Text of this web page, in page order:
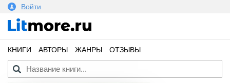
Войти
КНИГИ АВТОРЫ ЖАНРЫ ОТЗЫВЫ